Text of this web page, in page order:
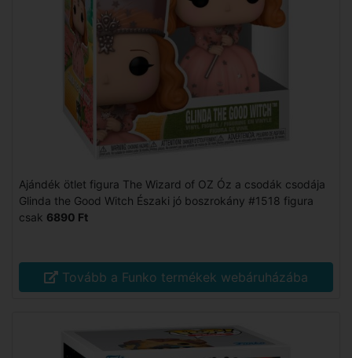
Ajándék ötlet figura The Wizard of OZ Óz a csodák csodája
Glinda the Good Witch Északi jó boszrokány #1518 figura
csak 6890 Ft
Tovább a Funko termékek webáruházába